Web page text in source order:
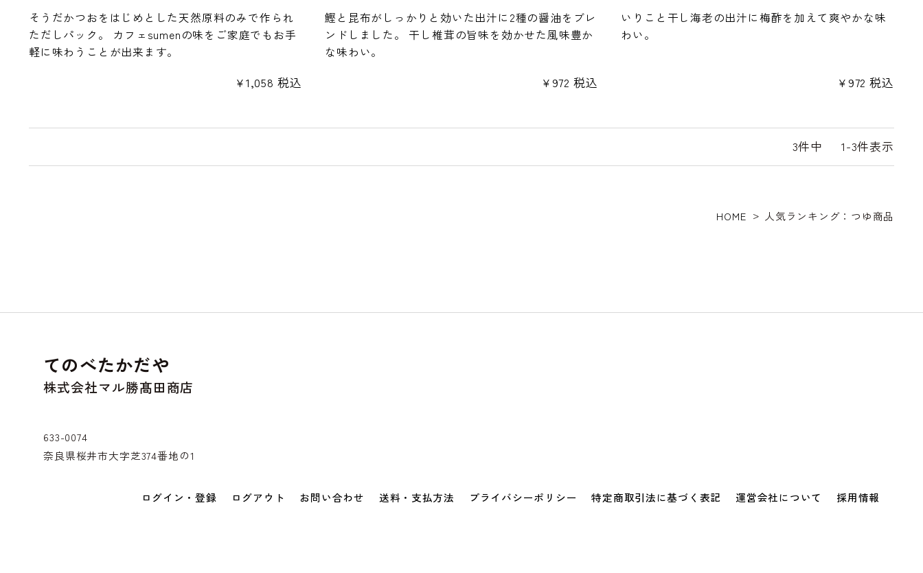
そうだかつおをはじめとした天然原料のみで作られ
ただしパック。 カフェsumenの味をご家庭でもお手
軽に味わうことが出来ます。
¥1,058 税込
鰹と昆布がしっかりと効いた出汁に2種の醤油をブレ
ンドしました。 干し椎茸の旨味を効かせた風味豊か
な味わい。
¥ 972 税込
いりこと干し海老の出汁に梅酢を加えて爽やかな味
わい。
¥ 972 税込
3件中 1-3件表示
HOME 人気ランキング：つゆ商品
てのべたかだや
株式会社マル勝髙田商店
633-0074
奈良県桜井市大字芝374番地の1
ログイン・登録 ログアウト お問い合わせ 送料・支払方法 プライバシーポリシー 特定商取引法に基づく表記 運営会社について 採用情報